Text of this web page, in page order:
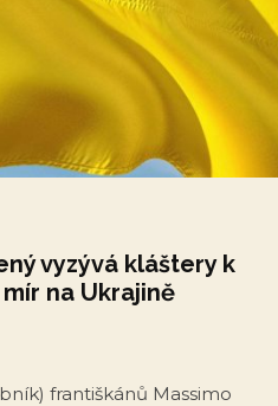
vyzývá kláštery k
na Ukrajině
františkánů Massimo